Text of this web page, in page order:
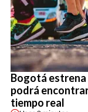
Bogotá
podrá
tiempo real